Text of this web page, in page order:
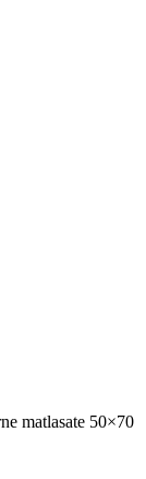
matlasate 50×70